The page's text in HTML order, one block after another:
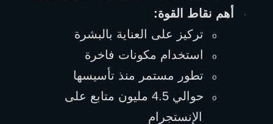
· أهم نقاط القوة:
o تركيز على العناية بالبشرة
o استخدام مكونات فاخرة
o تطور مستمر منذ تأسيسها
o
الإنستجرام